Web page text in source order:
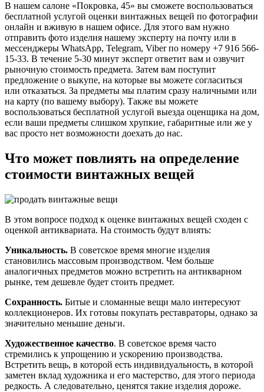
В нашем салоне «Покровка, 45» вы сможете воспользоваться
бесплатной услугой оценки винтажных вещей по фотографии
онлайн и вживую в нашем офисе. Для этого вам нужно
отправить фото изделия нашему эксперту на почту или в
мессенджеры WhatsApp, Telegram, Viber по номеру +7 916 566-
15-33. В течение 5-30 минут эксперт ответит вам и озвучит
рыночную стоимость предмета. Затем вам поступит
предложение о выкупе, на которые вы можете согласиться
или отказаться. За предметы мы платим сразу наличными или
на карту (по вашему выбору). Также вы можете
воспользоваться бесплатной услугой выезда оценщика на дом,
если ваши предметы слишком хрупкие, габаритные или же у
вас просто нет возможности доехать до нас.
Что может повлиять на определение
стоимости винтажных вещей
В этом вопросе подход к оценке винтажных вещей сходен с
оценкой антиквариата. На стоимость будут влиять:
Уникальность. В советское время многие изделия
становились массовым производством. Чем больше
аналогичных предметов можно встретить на антикварном
рынке, тем дешевле будет стоить предмет.
Сохранность. Битые и сломанные вещи мало интересуют
коллекционеров. Их готовы покупать реставраторы, однако за
значительно меньшие деньги.
Художественное качество. В советское время часто
стремились к упрощению и ускорению производства.
Встретить вещь, в которой есть индивидуальность, в которой
заметен вклад художника и его мастерство, для этого периода
редкость. А следовательно, ценятся такие изделия дороже.